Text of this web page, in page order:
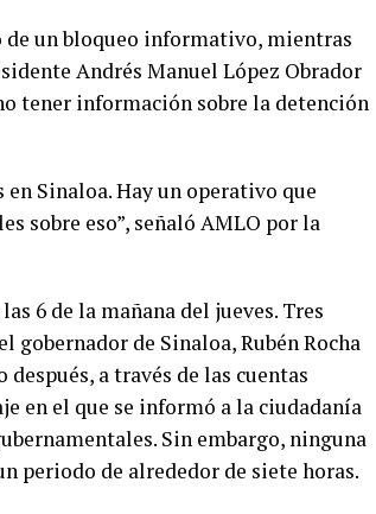
de un bloqueo informativo, mientras
Andrés Manuel López Obrador
tener información sobre la detención
Sinaloa. Hay un operativo que
sobre eso”, señaló AMLO por la
6 de la mañana del jueves. Tres
gobernador de Sinaloa, Rubén Rocha
a través de las cuentas
en el que se informó a la ciudadanía
Sin embargo, ninguna
periodo de alrededor de siete horas.